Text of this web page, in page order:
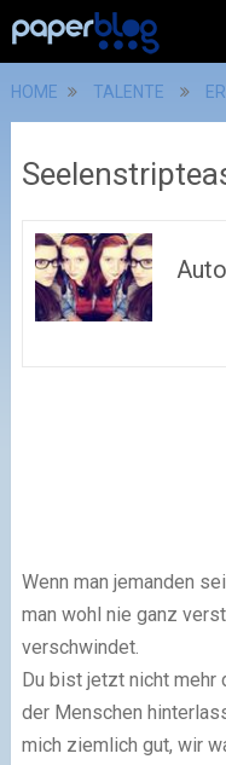
HOME TALENTE
Wenn man jemanden
man wohl nie ganz
verschwindet.
Du bist jetzt nicht mehr
der Menschen
mich ziemlich gut, wir